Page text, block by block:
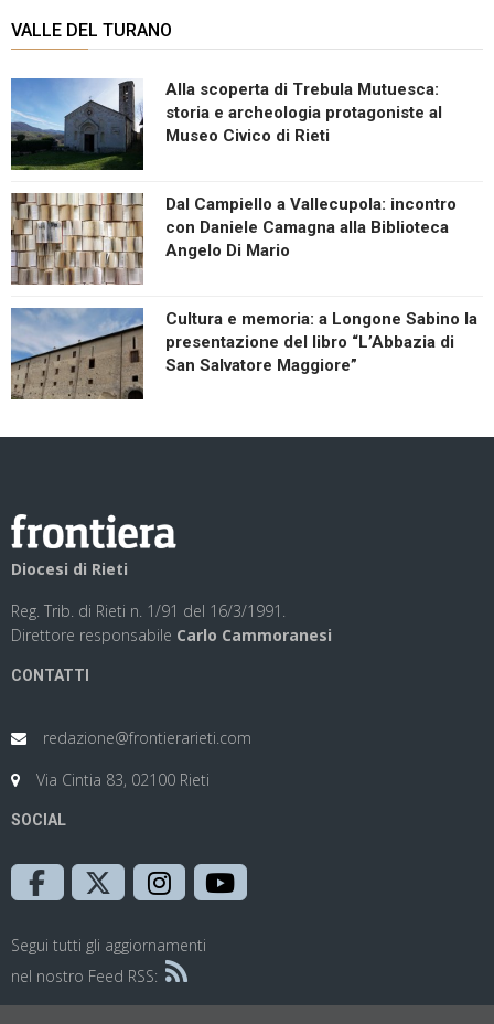
VALLE DEL TURANO
Alla scoperta di Trebula Mutuesca:
storia e archeologia protagoniste al
Museo Civico di Rieti
Dal Campiello a Vallecupola: incontro
con Daniele Camagna alla Biblioteca
Angelo Di Mario
Cultura e memoria: a Longone Sabino la
presentazione del libro “L’Abbazia di
San Salvatore Maggiore”
Diocesi di Rieti
Reg. Trib. di Rieti n. 1/91 del 16/3/1991.
Direttore responsabile Carlo Cammoranesi
CONTATTI
redazione@frontierarieti.com
Via Cintia 83, 02100 Rieti
SOCIAL
Segui tutti gli aggiornamenti
nel nostro Feed RSS: